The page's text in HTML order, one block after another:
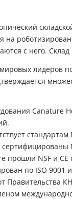
на
с него.
лидеров
Canature
стандартам
прошли NSF и CE
по ISO 9001 и
Правительства